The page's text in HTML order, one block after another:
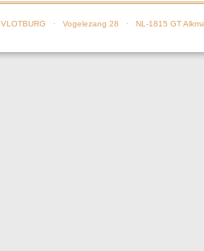
VLOTBURG · Vogelezang 28 · NL-1815 GT